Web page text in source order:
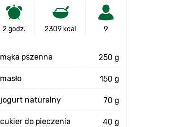
2 godz. 2309 kcal 9
mąka pszenna 250 g
masło 150 g
jogurt naturalny 70 g
cukier do pieczenia 40 g